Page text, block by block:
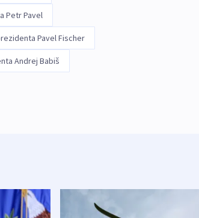
Petr Pavel
Pavel Fischer
Andrej Babiš